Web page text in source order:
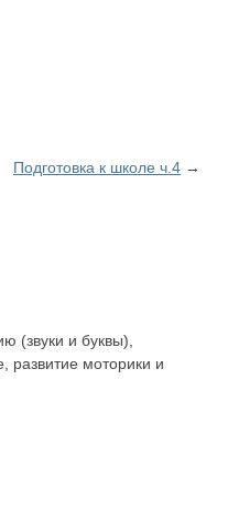
Подготовка к школе ч.4 →
(звуки и буквы),
развитие моторики и